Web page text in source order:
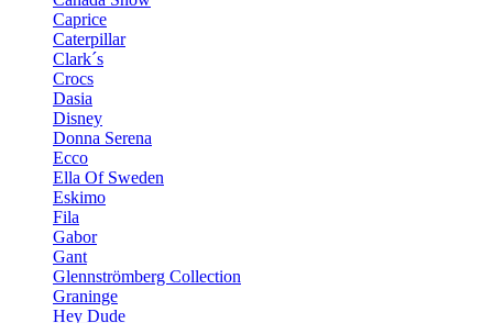
Caprice
Caterpillar
Clark´s
Crocs
Dasia
Disney
Donna Serena
Ecco
Ella Of Sweden
Eskimo
Fila
Gabor
Gant
Glennströmberg Collection
Graninge
Hey Dude